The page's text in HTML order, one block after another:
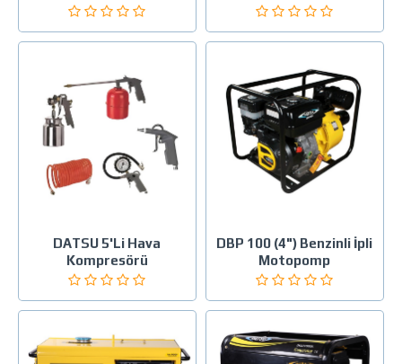
DATSU 5'Li Hava
Kompresörü
DBP 100 (4") Benzinli İpli
Motopomp